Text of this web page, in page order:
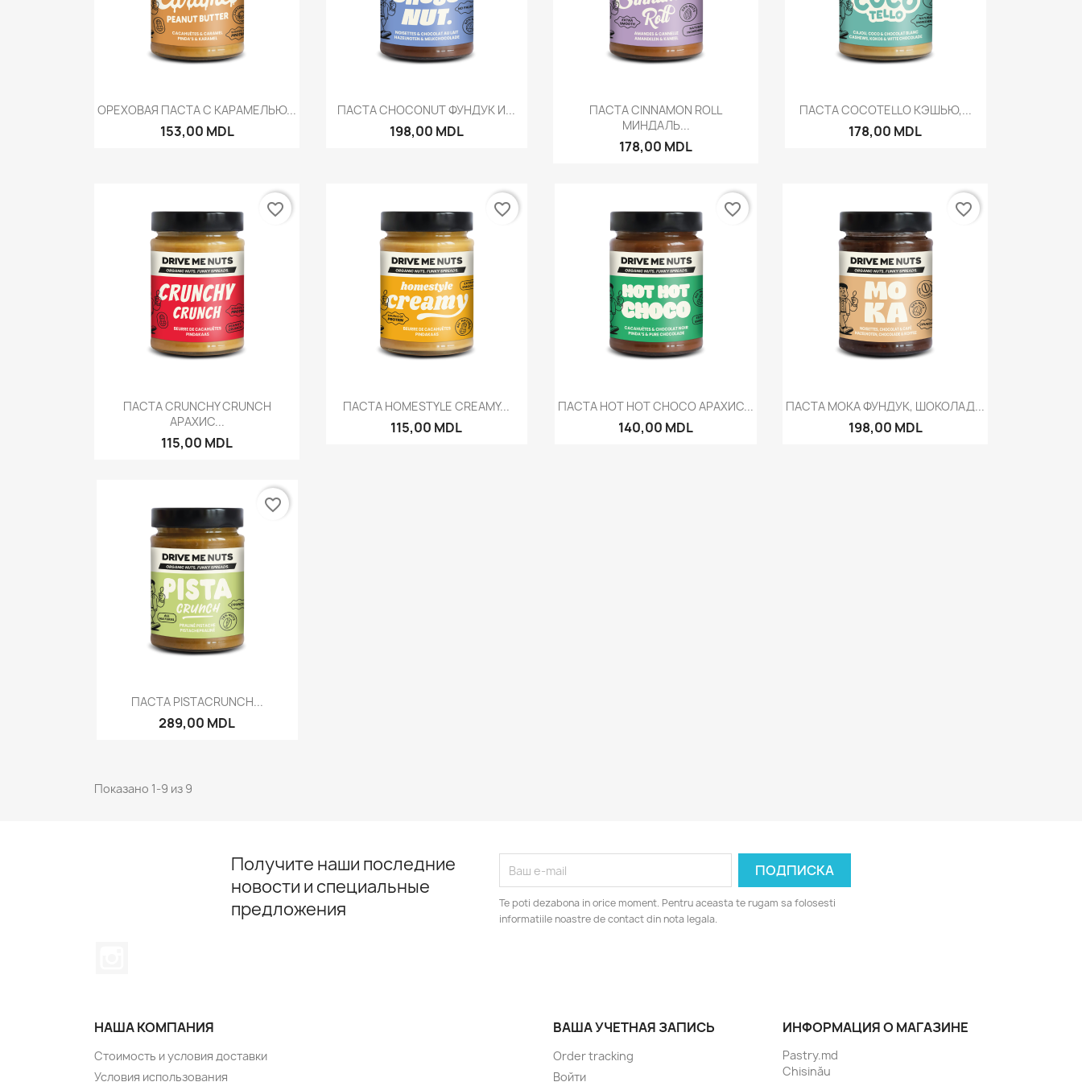
Быстрый просмотр
ОРЕХОВАЯ ПАСТА С КАРАМЕЛЬЮ...
153,00 MDL
Быстрый просмотр
ПАСТА CHOCONUT ФУНДУК И...
198,00 MDL
Быстрый просмотр
ПАСТА CINNAMON ROLL
МИНДАЛЬ...
178,00 MDL
Быстрый просмотр
ПАСТА COCOTELLO КЭШЬЮ,...
178,00 MDL
Быстрый просмотр
ПАСТА CRUNCHY CRUNCH
АРАХИС...
115,00 MDL
favorite_border
Быстрый просмотр
ПАСТА HOMESTYLE CREAMY...
115,00 MDL
favorite_border
Быстрый просмотр
ПАСТА HOT HOT CHOCO АРАХИС...
140,00 MDL
favorite_border
Быстрый просмотр
ПАСТА MOKA ФУНДУК, ШОКОЛАД...
198,00 MDL
favorite_border
Быстрый просмотр
ПАСТА PISTACRUNCH...
289,00 MDL
favorite_border
Показано 1-9 из 9
Получите наши последние
новости и специальные
предложения
Te poti dezabona in orice moment. Pentru aceasta te rugam sa folosesti
informatiile noastre de contact din nota legala.
НАША КОМПАНИЯ
Стоимость и условия доставки
Условия использования
ВАША УЧЕТНАЯ ЗАПИСЬ
Order tracking
Войти
ИНФОРМАЦИЯ О МАГАЗИНЕ
Pastry.md
Chisinău